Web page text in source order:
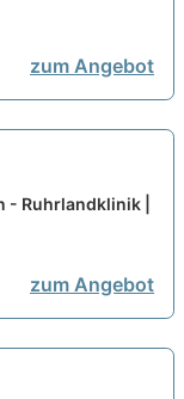
zum Angebot
w/d) für das
- Werden
- Ruhrlandklinik |
zum Angebot